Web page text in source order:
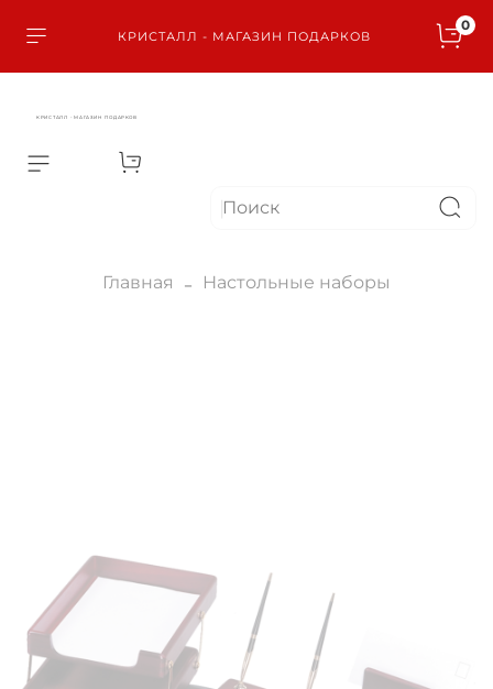
КРИСТАЛЛ - МАГАЗИН ПОДАРКОВ
0
КРИСТАЛЛ - МАГАЗИН ПОДАРКОВ
Главная Настольные наборы